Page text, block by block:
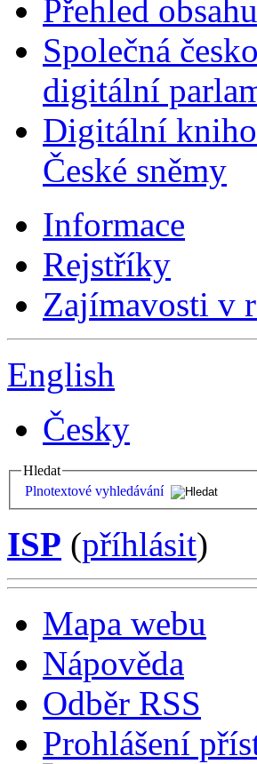
Přehled obsahu
Společná
digitální
Digitální
České sněmy
Informace
Rejstříky
Zajímavosti v
English
Česky
Hledat
Plnotextové vyhledávání
ISP (příhlásit)
Mapa webu
Nápověda
Odběr RSS
Prohlášení